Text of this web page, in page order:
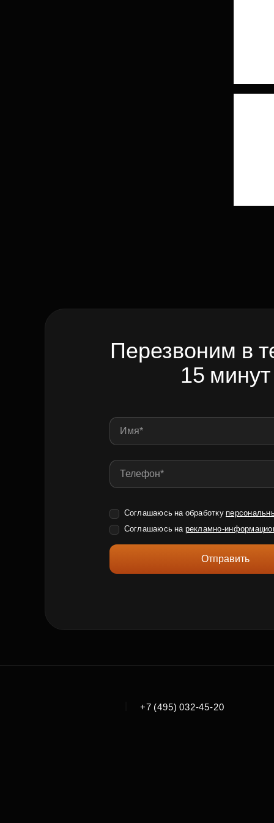
Перезвоним в
15 минут
Соглашаюсь на обработку
Соглашаюсь на рекламно-
Отправить
+7 (495) 032-45-20